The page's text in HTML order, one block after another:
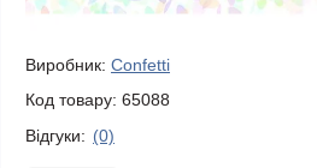
Виробник: Confetti
Код товару: 65088
Відгуки: (0)